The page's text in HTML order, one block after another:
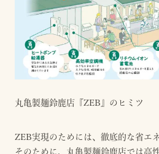
丸亀製麺鈴鹿店『ZEB』のヒミツ
ZEB実現のためには、徹底的な省エネ
そのために、丸亀製麺鈴鹿店では高